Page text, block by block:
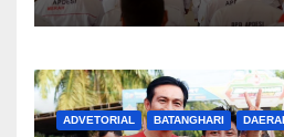
ADVETORIAL BATANGHARI